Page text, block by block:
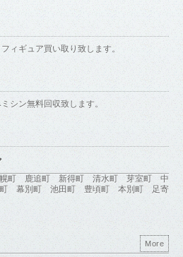
ィギュア買い取り致します。
シン無料回収致します。
町 鹿追町 新得町 清水町 芽室町 中
幕別町 池田町 豊頃町 本別町 足寄
More